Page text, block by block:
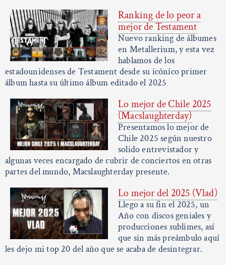
Ranking de lo peor a
mejor de Testament
Nuevo ranking de álbumes
en Metallerium, y esta vez
hablamos de los
estadounidenses de Testament desde su icónico primer
álbum hasta su último álbum editado el 2025
Lo mejor de Chile 2025
(Macslaughterday)
Presentamos lo mejor de
Chile 2025 según nuestro
solido entrevistador y
algunas veces encargado de cubrir de conciertos en otras
partes del mundo, Macslaughterday presente.
Lo mejor del 2025 (Vlad)
Llego a su fin el 2025, un
Año con discos geniales y
producciones sublimes, así
que sin más preámbulo aquí
les dejo mi top 20 del año que se acaba de desintegrar.